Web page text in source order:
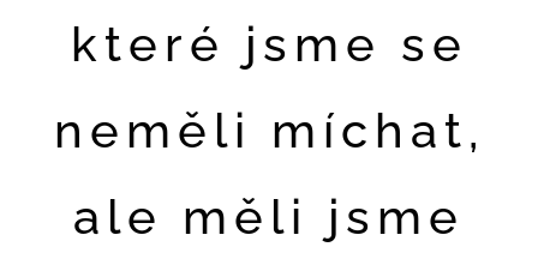
které jsme se
neměli míchat,
ale měli jsme